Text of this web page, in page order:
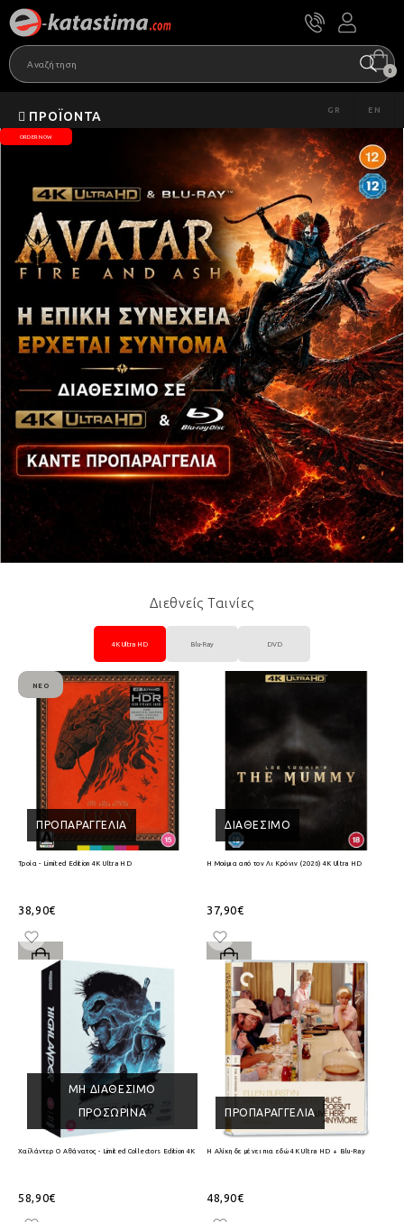
0
ΠΡΟΪΌΝΤΑ GR EN
ORDER NOW
Διεθνείς Ταινίες
4K Ultra HD Blu-Ray DVD
ΠΡΟΠΑΡΑΓΓΕΛΊΑ
ΝΈΟ
Τροία - Limited Edition 4K Ultra HD
38,90€
ΔΙΑΘΈΣΙΜΟ
Η Μούμια από τον Λι Κρόνιν (2026) 4K Ultra HD
37,90€
ΜΗ ΔΙΑΘΈΣΙΜΟ
ΠΡΟΣΩΡΙΝΆ
Χαϊλάντερ Ο Αθάνατος - Limited Collectors Edition 4K Ultra HD + Blu-Ray
58,90€
ΠΡΟΠΑΡΑΓΓΕΛΊΑ
Η Αλίκη δε μένει πια εδώ 4K Ultra HD + Blu-Ray
48,90€